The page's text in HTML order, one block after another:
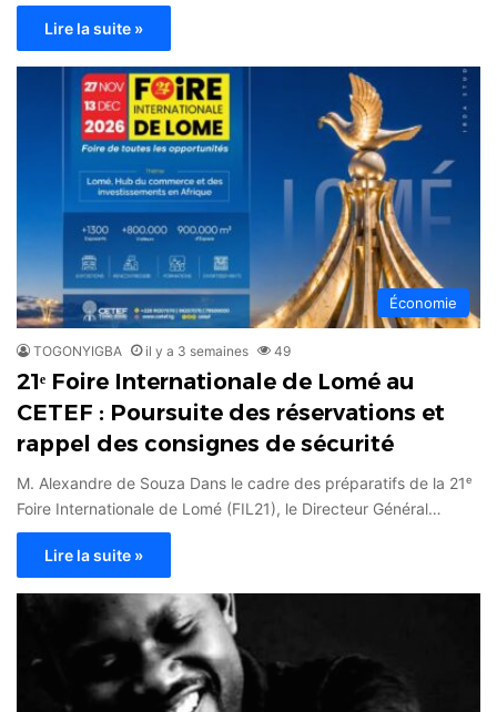
Lire la suite »
Économie
TOGONYIGBA il y a 3 semaines 49
21ᵉ Foire Internationale de Lomé au
CETEF : Poursuite des réservations et
rappel des consignes de sécurité
M. Alexandre de Souza Dans le cadre des préparatifs de la 21ᵉ
Foire Internationale de Lomé (FIL21), le Directeur Général…
Lire la suite »